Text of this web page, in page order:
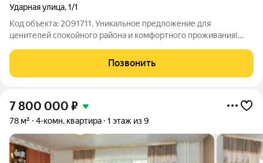
Ударная улица,1/1
Код объекта: 2091711. Уникальное предложение для
ценителей спокойного района и комфортного проживания!
61,7 кв. м на втором этаже пятиэтажного дома по адресу:
Новосибирск, Ударная улица, 1/1.
Позвонить
7 800 000 ₽
78 м² 4-комн. квартира 1 этаж из 9